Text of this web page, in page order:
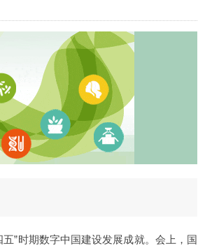
”时期数字中国建设发展成就。会上，国